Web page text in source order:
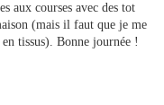
aux courses avec des tot
(mais il faut que je me
tissus). Bonne journée !